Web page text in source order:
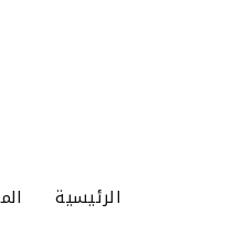
الرئيسية